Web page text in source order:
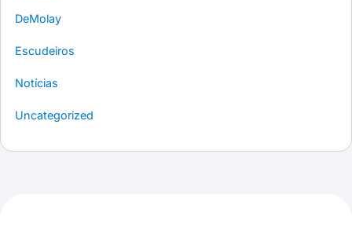
DeMolay
Escudeiros
Notícias
Uncategorized